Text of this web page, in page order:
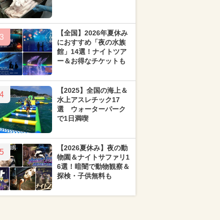
3
【全国】2026年夏休み
におすすめ「夜の水族
館」14選！ナイトツア
ー＆お得なチケットも
4
【2025】全国の海上＆
水上アスレチック17
選 ウォーターパーク
で1日満喫
5
【2026夏休み】夜の動
物園＆ナイトサファリ1
6選！暗闇で動物観察＆
探検・子供無料も